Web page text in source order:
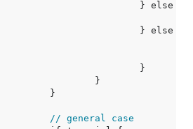
// general case